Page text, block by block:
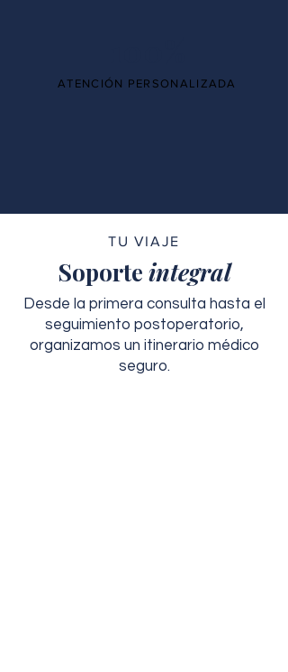
ATENCIÓN PERSONALIZADA
TU VIAJE
Soporte integral
Desde la primera consulta hasta el
seguimiento postoperatorio,
organizamos un itinerario médico
seguro.